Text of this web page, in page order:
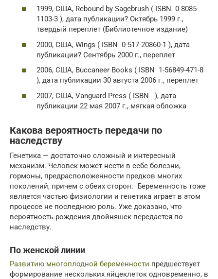
1999, США, Rebound by Sagebrush ( ISBN 0-8085-
1103-3 ), дата публикации? Октябрь 1999 г.,
твердый переплет (Библиотечное издание)
2000, США, Wings ( ISBN 0-517-20860-1 ), дата
публикации? Сентябрь 2000 г., переплет
2006, США, Buccaneer Books ( ISBN 1-56849-471-8
), дата публикации 30 августа 2006 г., переплет
2007, США, Vanguard Press ( ISBN ), дата
публикации 22 мая 2007 г., мягкая обложка
Какова вероятность передачи по
наследству
Генетика — достаточно сложный и интересный
механизм. Человек может нести в себе болезни,
гормоны, предрасположенности предков многих
поколений, причем с обеих сторон. Беременность тоже
является частью физиологии и генетика играет в этом
процессе не последнюю роль. Уже доказано, что
вероятность рождения двойняшек передается по
наследству.
По женской линии
Развитию многоплодной беременности предшествует
формирование нескольких яйцеклеток одновременно, в